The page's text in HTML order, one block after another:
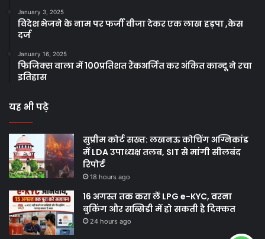
January 3, 2025
विदेश भेजने के नाम पर फर्जी वीजा देकर एक लाख हड़पा ,केस
दर्ज
January 16, 2025
फिजिक्स वाला में 100प्रतिशत रैंकअर्जित कर अंकित कान्दू ने रचा
इतिहास
यह भी पढ़े
सुप्रीम कोर्ट सख्त: लखनऊ कोचिंग अग्निकांड
में LDA उपाध्यक्ष तलब, SIT से मांगी सीलबंद
रिपोर्ट
18 hours ago
16 अगस्त तक करा लें LPG e-KYC, वरना
बुकिंग और सब्सिडी में हो सकती है दिक्कत
24 hours ago